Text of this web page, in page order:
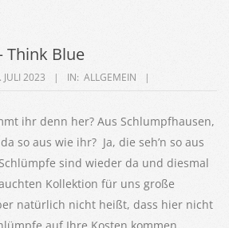
Think Blue
JULI 2023 IN: ALLGEMEIN
ihr denn her? Aus Schlumpfhausen,
so aus wie ihr? Ja, die seh’n so aus
sind wieder da und diesmal
Kollektion für uns große
natürlich nicht heißt, dass hier nicht